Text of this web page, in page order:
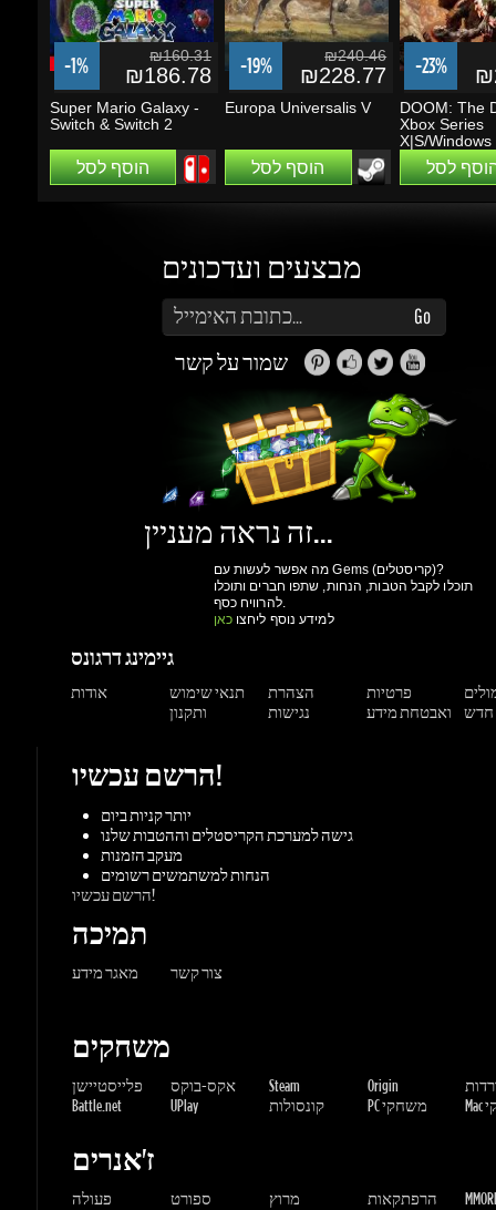
Super Mario Galaxy -
Switch & Switch 2
הוסף לסל
Europa Universalis V
הוסף לסל
DOOM: The
Xbox Series
X|S/Windows
הוסף לסל
מבצעים ועדכונים
הזן את כתובת הדוא"ל שלך כדי להירשם לעדכונים ומבצעים
שמור על קשר
זה נראה מעניין...
תוכלו לקבל הטבות, הנחות, שתפו חברים ותוכלו
להרוויח כסף.
גיימינג דרגונס
תנאי שימוש הצהרת
נגישות
פרטיות
יותר קניות ביום
גישה למערכת הקריסטלים וההטבות שלנו
הנחות למשתמשים רשומים
הרשם עכשיו!
תמיכה
מאגר מידע צור קשר
משחקים
פלייסטיישן אקס-בוקס
ז'אנרים
פעולה ספורט מרוץ הרפתקאות
אסטרטגיה
משחקי
תפקידים
אימה שונות
All Rights Reserved. © 2015-2026